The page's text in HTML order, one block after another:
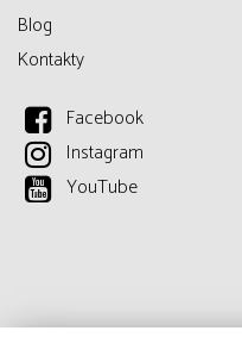
Blog
Kontakty
Facebook
Instagram
YouTube